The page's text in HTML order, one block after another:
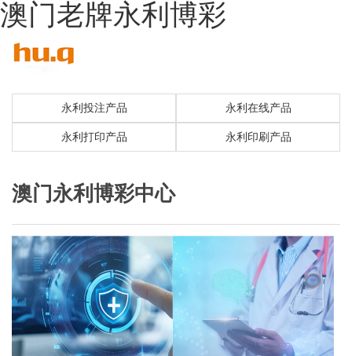
澳门老牌永利博彩
永利投注产品 永利在线产品
永利打印产品 永利印刷产品
澳门永利博彩中心